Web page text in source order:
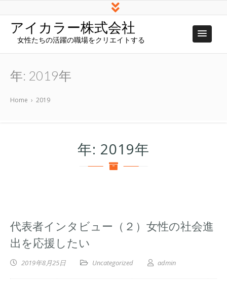
アイカラー株式会社
女性たちの活躍の職場をクリエイトする
年: 2019年
Home › 2019
年: 2019年
代表者インタビュー（２）女性の社会進
出を応援したい
2019年8月25日 Uncategorized admin